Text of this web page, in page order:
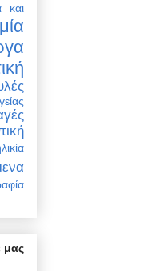
και
μας